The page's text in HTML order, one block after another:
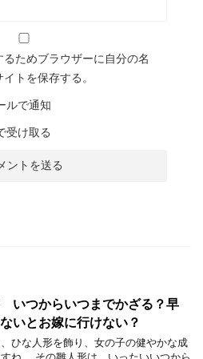
ためブラウザーに自分の名
トを保存する。
ルで通知
受け取る
いつからいつまでかざる？早
いとお嫁に行けない？
ひな人形を飾り、女の子の健やかな成